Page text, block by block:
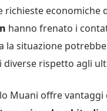
richieste economiche
hanno frenato i
la situazione
diverse rispetto agli
Muani offre vantaggi